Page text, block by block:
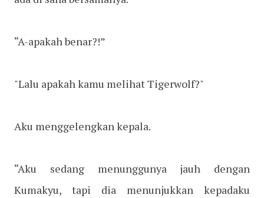
“A-apakah benar?!”
"Lalu apakah kamu melihat Tigerwolf?"
Aku menggelengkan kepala.
“Aku sedang menunggunya jauh dengan
Kumakyu, tapi dia menunjukkan kepadaku